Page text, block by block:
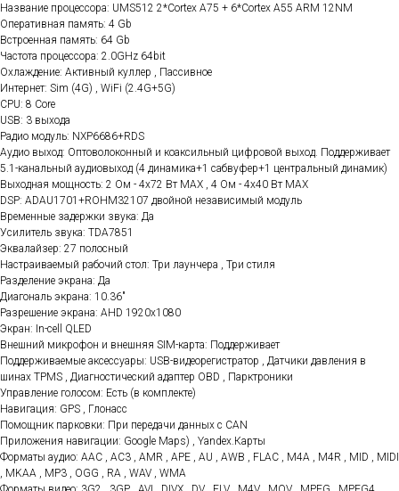
Название процессора: UMS512 2*Cortex A75 + 6*Cortex A55 ARM 12NM
Оперативная память: 4 Gb
Встроенная память: 64 Gb
Частота процессора: 2.0GHz 64bit
Охлаждение: Активный куллер , Пассивное
Интернет: Sim (4G) , WiFi (2.4G+5G)
CPU: 8 Core
USB: 3 выхода
Радио модуль: NXP6686+RDS
Аудио выход: Оптоволоконный и коаксильный цифровой выход. Поддерживает
5.1-канальный аудиовыход (4 динамика+1 сабвуфер+1 центральный динамик)
Выходная мощность: 2 Ом - 4x72 Вт МАХ , 4 Ом - 4x40 Вт МАХ
DSP: ADAU1701+ROHM32107 двойной независимый модуль
Временные задержки звука: Да
Усилитель звука: TDA7851
Эквалайзер: 27 полосный
Настраиваемый рабочий стол: Три лаунчера , Три стиля
Разделение экрана: Да
Диагональ экрана: 10.36"
Разрешение экрана: AHD 1920x1080
Экран: In-cell QLED
Внешний микрофон и внешняя SIM-карта: Поддерживает
Поддерживаемые аксессуары: USB-видеорегистратор , Датчики давления в
шинах TPMS , Диагностический адаптер OBD , Парктроники
Управление голосом: Есть (в комплекте)
Навигация: GPS , Глонасс
Помощник парковки: При передачи данных с CAN
Приложения навигации: Google Maps) , Yandex.Карты
Форматы аудио: AAC , AC3 , AMR , APE , AU , AWB , FLAC , M4A , M4R , MID , MIDI
, MKAA , MP3 , OGG , RA , WAV , WMA